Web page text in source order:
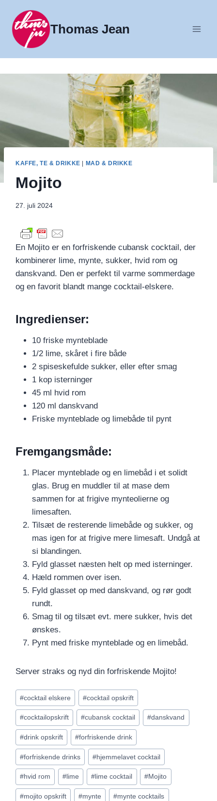
indhold
Thomas Jean
KAFFE, TE & DRIKKE MAD & DRIKKE
Mojito
27. juli 2024
En Mojito er en forfriskende cubansk cocktail, der
kombinerer lime, mynte, sukker, hvid rom og
danskvand. Den er perfekt til varme sommerdage
og en favorit blandt mange cocktail-elskere.
Ingredienser:
10 friske mynteblade
1/2 lime, skåret i fire både
2 spiseskefulde sukker, eller efter smag
1 kop isterninger
45 ml hvid rom
120 ml danskvand
Friske mynteblade og limebåde til pynt
Fremgangsmåde:
Placer mynteblade og en limebåd i et solidt
glas. Brug en muddler til at mase dem
sammen for at frigive mynteolierne og
limesaften.
Tilsæt de resterende limebåde og sukker, og
mas igen for at frigive mere limesaft. Undgå at
si blandingen.
Fyld glasset næsten helt op med isterninger.
Hæld rommen over isen.
Fyld glasset op med danskvand, og rør godt
rundt.
Smag til og tilsæt evt. mere sukker, hvis det
ønskes.
Pynt med friske mynteblade og en limebåd.
Server straks og nyd din forfriskende Mojito!
Indlæg-
tags:
#cocktail elskere #cocktail opskrift
#cocktailopskrift #cubansk cocktail #danskvand
#drink opskrift #forfriskende drink
#forfriskende drinks #hjemmelavet cocktail
#hvid rom # lime # lime cocktail #Mojito
#mojito opskrift #mynte #mynte cocktails